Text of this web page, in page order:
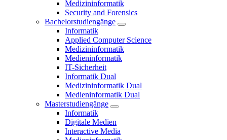
Medizininformatik
Security and Forensics
Bachelorstudiengänge
Informatik
Applied Computer Science
Medizininformatik
Medieninformatik
IT-Sicherheit
Informatik Dual
Medizininformatik Dual
Medieninformatik Dual
Masterstudiengänge
Informatik
Digitale Medien
Interactive Media